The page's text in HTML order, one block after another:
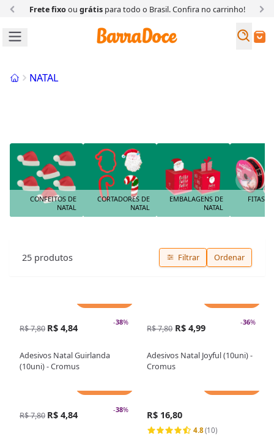
Frete fixoou grátispara todo o Brasil. Confira no carrinho!
Buscar
InícioNATAL
CONFEITOS DE
NATAL
CORTADORES DE
NATAL
EMBALAGENS DE
NATAL
FITAS
25 produtos Filtrar Ordenar
-38%
R$ 7,80 R$ 4,84
Adesivos Natal Guirlanda
(10uni) - Cromus
-36%
R$ 7,80 R$ 4,99
Adesivos Natal Joyful (10uni) -
Cromus
-38%
R$ 7,80 R$ 4,84 R$ 16,80
4.8(10)